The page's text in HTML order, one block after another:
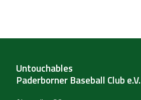
Untouchables
Paderborner Baseball Club e.V.